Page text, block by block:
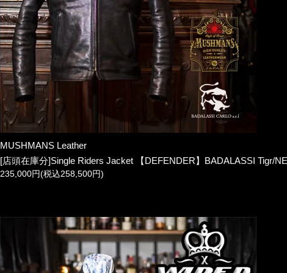
MUSHMANS Leather
[店頭在庫分]Single Riders Jacket 【DEFENDER】BADALASSI Tigr/
235,000円(税込258,500円)